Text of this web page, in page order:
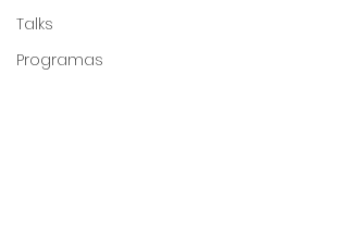
Talks
Programas